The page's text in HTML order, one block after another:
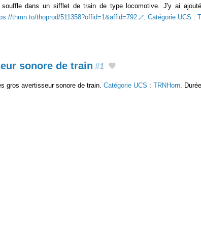
dans un sifflet de train de type locomotive. J'y ai
thmn.to/thoprod/511358?offid=1&affid=792
. Catégorie UCS :
sonore de train #1
gros avertisseur sonore de train. Catégorie UCS : TRNHorn.